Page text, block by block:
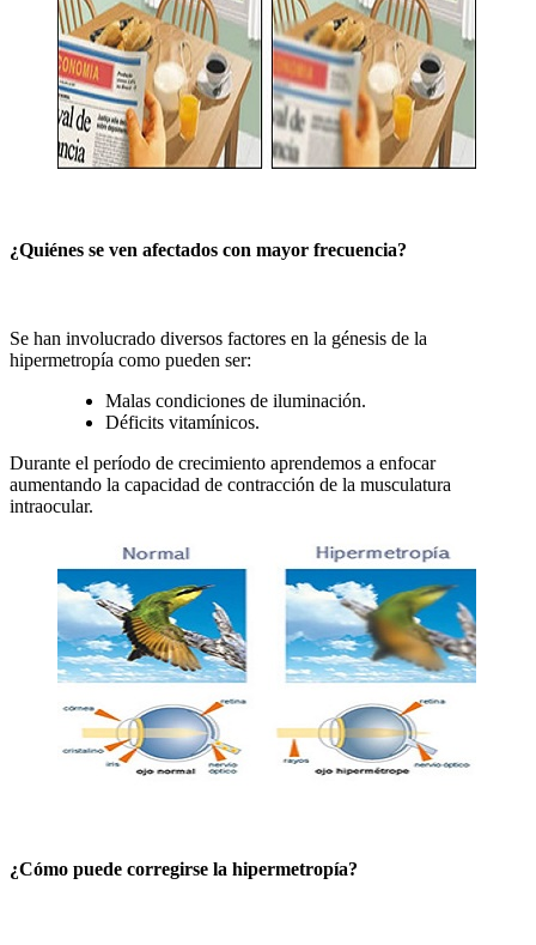
¿Quiénes se ven afectados con mayor frecuencia?
Se han involucrado diversos factores en la génesis de la
hipermetropía como pueden ser:
Malas condiciones de iluminación.
Déficits vitamínicos.
Durante el período de crecimiento aprendemos a enfocar
aumentando la capacidad de contracción de la musculatura
intraocular.
¿Cómo puede corregirse la hipermetropía?